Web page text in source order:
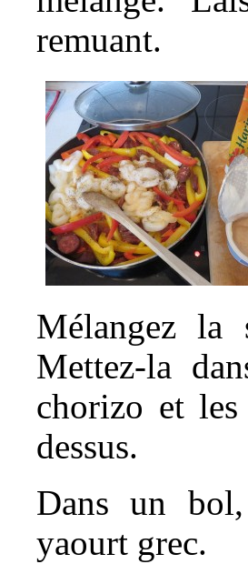
remuant.
Mélangez la
Mettez-la
chorizo et
dessus.
Dans un
yaourt grec.